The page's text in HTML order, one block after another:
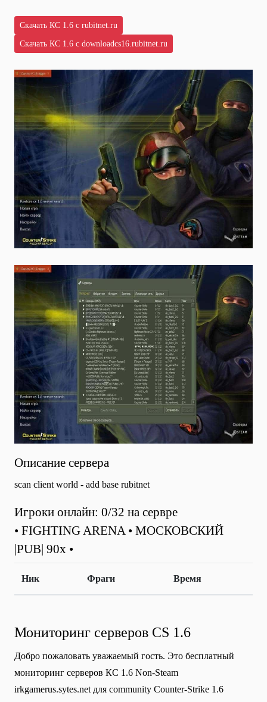
Скачать КС 1.6 с rubitnet.ru
Скачать КС 1.6 с downloadcs16.rubitnet.ru
Описание сервера
scan client world - add base rubitnet
Игроки онлайн: 0/32 на сервре
• FIGHTING ARENA • МОСКОВСКИЙ
|PUB| 90x •
Ник Фраги Время
Мониторинг серверов CS 1.6
Добро пожаловать уважаемый гость. Это бесплатный
мониторинг серверов КС 1.6 Non-Steam
irkgamerus.sytes.net для community Сounter-Strike 1.6